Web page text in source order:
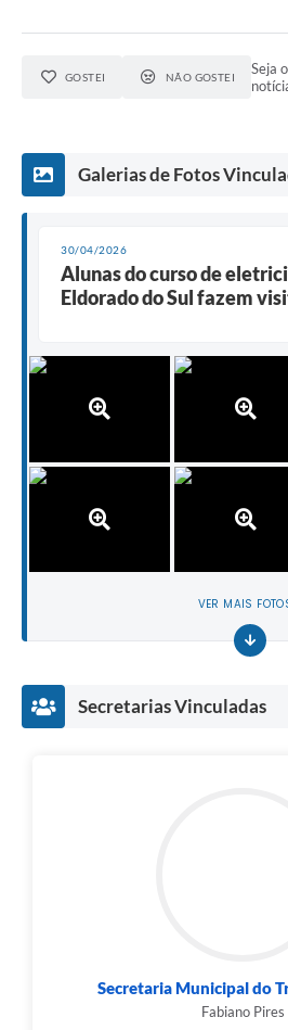
GOSTEI NÃO GOSTEI
Seja
Galerias de Fotos
30/04/2026
Alunas do curso de
Eldorado do Sul fazem
VER MAIS
Secretarias Vinculadas
Secretaria Municipal do
Fabiano Pires